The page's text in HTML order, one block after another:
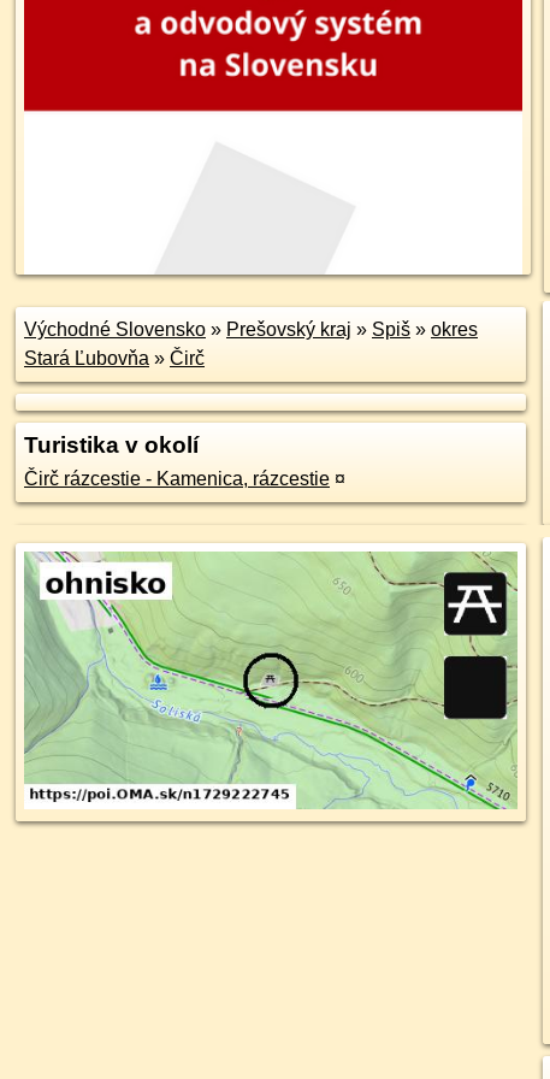
Východné Slovensko » Prešovský kraj » Spiš » okres
Stará Ľubovňa » Čirč
Turistika v okolí
Čirč rázcestie - Kamenica, rázcestie ¤